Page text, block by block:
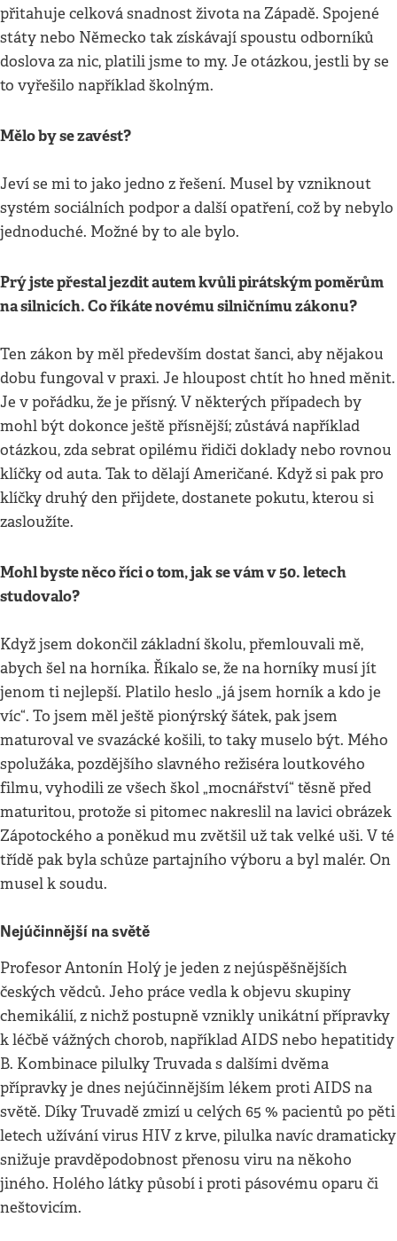
přitahuje celková snadnost života na Západě. Spojené
státy nebo Německo tak získávají spoustu odborníků
doslova za nic, platili jsme to my. Je otázkou, jestli by se
to vyřešilo například školným.
Mělo by se zavést?
Jeví se mi to jako jedno z řešení. Musel by vzniknout
systém sociálních podpor a další opatření, což by nebylo
jednoduché. Možné by to ale bylo.
Prý jste přestal jezdit autem kvůli pirátským poměrům
na silnicích. Co říkáte novému silničnímu zákonu?
Ten zákon by měl především dostat šanci, aby nějakou
dobu fungoval v praxi. Je hloupost chtít ho hned měnit.
Je v pořádku, že je přísný. V některých případech by
mohl být dokonce ještě přísnější; zůstává například
otázkou, zda sebrat opilému řidiči doklady nebo rovnou
klíčky od auta. Tak to dělají Američané. Když si pak pro
klíčky druhý den přijdete, dostanete pokutu, kterou si
zasloužíte.
Mohl byste něco říci o tom, jak se vám v 50. letech
studovalo?
Když jsem dokončil základní školu, přemlouvali mě,
abych šel na horníka. Říkalo se, že na horníky musí jít
jenom ti nejlepší. Platilo heslo „já jsem horník a kdo je
víc“. To jsem měl ještě pionýrský šátek, pak jsem
maturoval ve svazácké košili, to taky muselo být. Mého
spolužáka, pozdějšího slavného režiséra loutkového
filmu, vyhodili ze všech škol „mocnářství“ těsně před
maturitou, protože si pitomec nakreslil na lavici obrázek
Zápotockého a poněkud mu zvětšil už tak velké uši. V té
třídě pak byla schůze partajního výboru a byl malér. On
musel k soudu.
Nejúčinnější na světě
Profesor Antonín Holý je jeden z nejúspěšnějších
českých vědců. Jeho práce vedla k objevu skupiny
chemikálií, z nichž postupně vznikly unikátní přípravky
k léčbě vážných chorob, například AIDS nebo hepatitidy
B. Kombinace pilulky Truvada s dalšími dvěma
přípravky je dnes nejúčinnějším lékem proti AIDS na
světě. Díky Truvadě zmizí u celých 65 % pacientů po pěti
letech užívání virus HIV z krve, pilulka navíc dramaticky
snižuje pravděpodobnost přenosu viru na někoho
jiného. Holého látky působí i proti pásovému oparu či
neštovicím.